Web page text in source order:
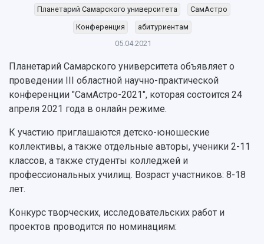
Рейтинги
Руководство
Наблюдательный совет
Попечительский совет
Ученый совет
Ректорат
Кадровый резерв
Персоналии
Сотрудники и преподаватели
Заслуженные деятели
Структура университета
Институты и факультеты
Кафедры
Объявления
СМИ об университете
Пресс-центр
Газета "Полет"
Газета "Самарский университет"
Мультимедиа
Подкасты
Бакалавриат и специалитет
Магистратура
Учебные планы
Дополнительное образование
Институты и факультеты
Образовательные программы
Профессорско-преподавательский состав
Расписание занятий
Стипендии
Тестирование иностранных граждан на
знание русского языка, истории России и
Диссертационные советы
Подготовка научных кадров
Научно-технический совет
Научные проекты и темы
Аспирантура и докторантура
Справочные материалы
Научная инфраструктура
Научно-исследовательские подразделения
исследовательской деятельностью
Материальная база
Планетарий Самарского университета
СамАстро
Конференция
абитуриентам
05.04.2021
Планетарий Самарского университета объявляет о
проведении III областной научно-практической
конференции "СамАстро-2021", которая состоится 24
апреля 2021 года в онлайн режиме.
К участию приглашаются детско-юношеские
коллективы, а также отдельные авторы, ученики 2-11
классов, а также студенты колледжей и
профессиональных училищ. Возраст участников: 8-18
лет.
Конкурс творческих, исследовательских работ и
проектов проводится по номинациям: